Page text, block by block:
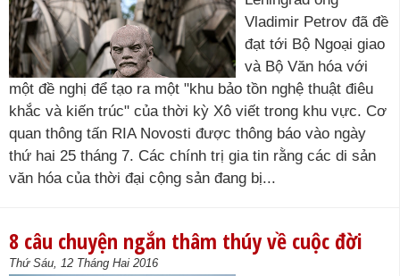
Vladimir Petrov đã đề
đạt tới Bộ Ngoại giao
và Bộ Văn hóa với
một đề nghị để tạo ra một "khu bảo tồn nghệ thuật điêu
khắc và kiến ​​trúc" của thời kỳ Xô viết trong khu vực. Cơ
quan thông tấn RIA Novosti được thông báo vào ngày
thứ hai 25 tháng 7. Các chính trị gia tin rằng các di sản
văn hóa của thời đại cộng sản đang bị...
8 câu chuyện ngắn thâm thúy về cuộc đời
Thứ Sáu, 12 Tháng Hai 2016